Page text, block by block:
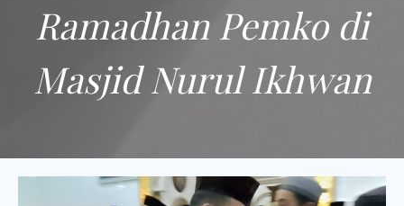
Ramadhan Pemko di
Masjid Nurul Ikhwan